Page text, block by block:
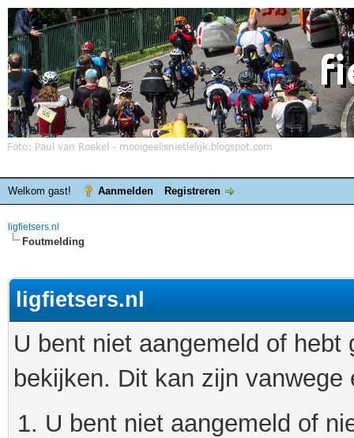
Welkom gast! Aanmelden Registreren
ligfietsers.nl
Foutmelding
ligfietsers.nl
U bent niet aangemeld of
bekijken. Dit kan zijn
U bent niet aangemeld of